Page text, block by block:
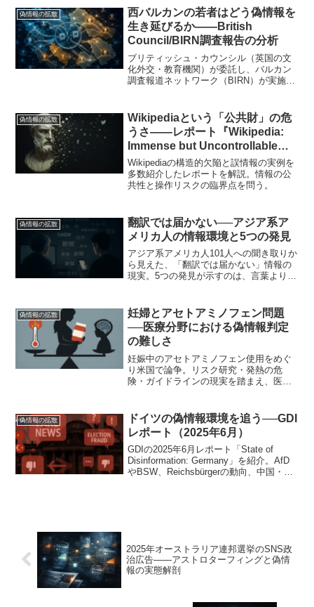
づけられている。本記事では、国際社会
がなぜこの情報災害に制度的対応を取れ
ていないのか、その構造的背景を読み解
く。
偽情報の拡散
西バルカンの若者はどう偽情報を
生き延びるか――British
Council/BIRN調査報告の分析
ブリティッシュ・カウンシル（英国の文
化外交・教育機関）が委託し、バルカン
調査報道ネットワーク（BIRN）が実施し
偽情報の拡散
Wikipediaという「公共財」の危
うさ――レポート『Wikipedia:
Immense but Uncontrollable
Power?』紹介
Wikipediaの構造的欠陥と誤情報の実例を
多数紹介したレポートを解説。情報の公
共性と操作リスクの臨界点を問う。
偽情報の拡散
翻訳では届かない──アジア系ア
メリカ人の情報環境と5つの発見
アジア系アメリカ人101人への聞き取りか
ら見えた、「翻訳では届かない」情報の
現実。5つの発見が示すのは、言葉よりも
偽情報の拡散
妊婦とアセトアミノフェン問題
──医療分野における偽情報判定
の難しさ
妊娠中のアセトアミノフェン使用をめぐ
り米国で論争。リスク研究・発熱の危
険・ガイドラインの現実を踏まえ、医療
偽情報の拡散
ドイツの偽情報環境を追う──GDI
レポート（2025年6月）
GDIの2025年6月レポート「State of
Disinformation: Germany」を紹介。AfD
やBSW、Reichsbürgerの動向、中国・ロ
2025年オーストラリア連邦選挙のSNS政
治広告——アストロターフィングと偽情
報の実態解剖